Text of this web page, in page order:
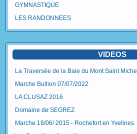
GYMNASTIQUE
LES RANDONNEES
VIDEOS
La Traversée de la Baie du Mont Saint Michel
Marche Bullion 07/07/2022
LA CLUSAZ 2016
Domaine de SEGREZ
Marche 18/06/ 2015 - Rochefort en Yvelines